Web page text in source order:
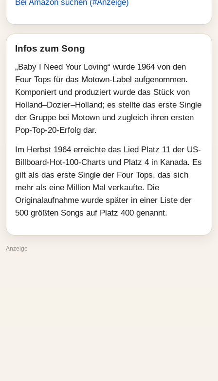
Bei Amazon suchen (#Anzeige)
Infos zum Song
„Baby I Need Your Loving“ wurde 1964 von den
Four Tops für das Motown-Label aufgenommen.
Komponiert und produziert wurde das Stück von
Holland–Dozier–Holland; es stellte das erste Single
der Gruppe bei Motown und zugleich ihren ersten
Pop-Top-20-Erfolg dar.
Im Herbst 1964 erreichte das Lied Platz 11 der US-
Billboard-Hot-100-Charts und Platz 4 in Kanada. Es
gilt als das erste Single der Four Tops, das sich
mehr als eine Million Mal verkaufte. Die
Originalaufnahme wurde später in einer Liste der
500 größten Songs auf Platz 400 genannt.
Anzeige